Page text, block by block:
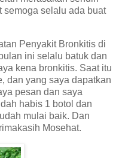
semoga selalu ada buat
Penyakit Bronkitis di
ini selalu batuk dan
kena bronkitis. Saat itu
dan yang saya dapatkan
pesan dan saya
habis 1 botol dan
mulai baik. Dan
Mosehat.